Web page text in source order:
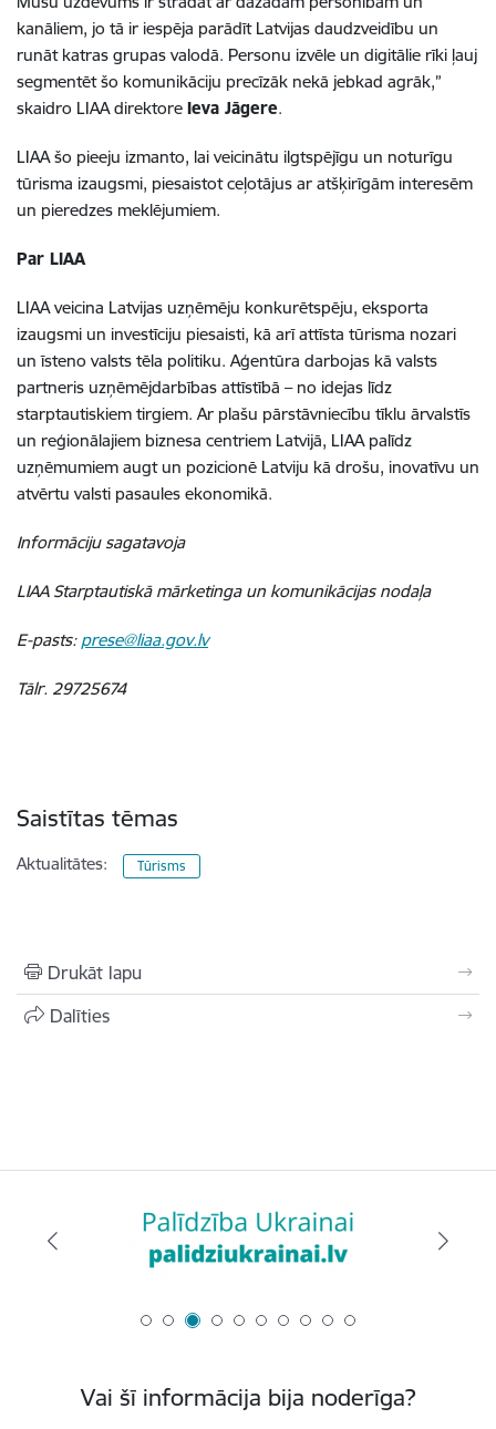
kanāliem, jo tā ir iespēja parādīt Latvijas daudzveidību un
runāt katras grupas valodā. Personu izvēle un digitālie rīki ļauj
segmentēt šo komunikāciju precīzāk nekā jebkad agrāk,”
skaidro LIAA direktore Ieva Jāgere.
LIAA šo pieeju izmanto, lai veicinātu ilgtspējīgu un noturīgu
tūrisma izaugsmi, piesaistot ceļotājus ar atšķirīgām interesēm
un pieredzes meklējumiem.
Par LIAA
LIAA veicina Latvijas uzņēmēju konkurētspēju, eksporta
izaugsmi un investīciju piesaisti, kā arī attīsta tūrisma nozari
un īsteno valsts tēla politiku. Aģentūra darbojas kā valsts
partneris uzņēmējdarbības attīstībā – no idejas līdz
starptautiskiem tirgiem. Ar plašu pārstāvniecību tīklu ārvalstīs
un reģionālajiem biznesa centriem Latvijā, LIAA palīdz
uzņēmumiem augt un pozicionē Latviju kā drošu, inovatīvu un
atvērtu valsti pasaules ekonomikā.
Informāciju sagatavoja
LIAA Starptautiskā mārketinga un komunikācijas nodaļa
E-pasts: prese@liaa.gov.lv
Tālr. 29725674
Saistītas tēmas
Aktualitātes: Tūrisms
Drukāt lapu
Dalīties
Vai šī informācija bija noderīga?